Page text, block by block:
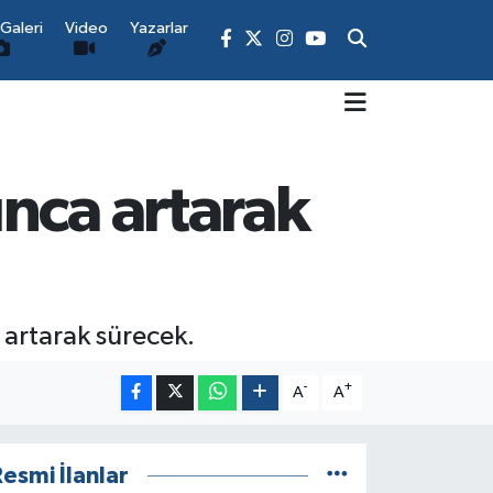
Video Yazarlar
artarak
sürecek.
A- A+
İlanlar